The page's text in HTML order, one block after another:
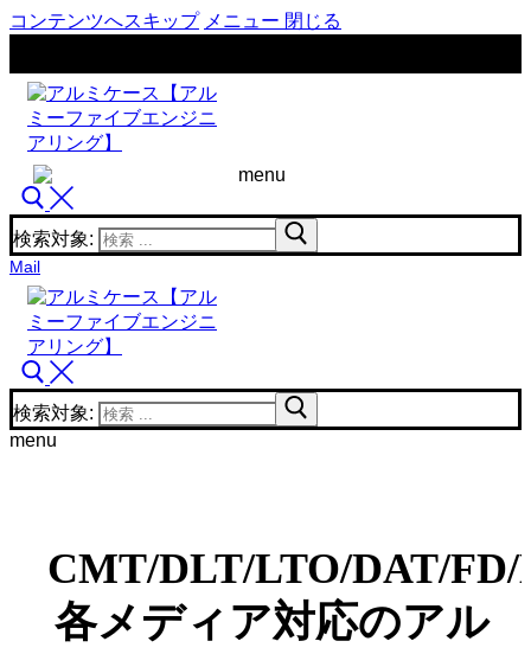
コンテンツへスキップ メニュー 閉じる
menu
検索対象:
Mail
検索対象:
menu
CMT/DLT/LTO/DAT/
各メディア対応のアル